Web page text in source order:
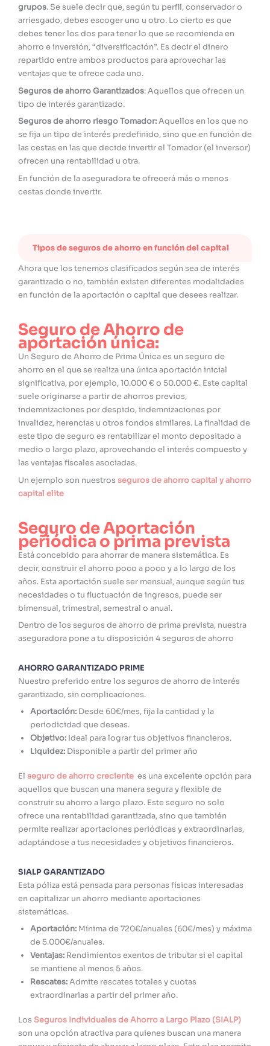
grupos. Se suele decir que, según tu perfil, conservador o
arriesgado, debes escoger uno u otro. Lo cierto es que
debes tener los dos para tener lo que se recomienda en
ahorro e inversión, “diversificación”. Es decir el dinero
repartido entre ambos productos para aprovechar las
ventajas que te ofrece cada uno.
Seguros de ahorro Garantizados: Aquellos que ofrecen un
tipo de interés garantizado.
Seguros de ahorro riesgo Tomador:Aquellos en los que no
se fija un tipo de interés predefinido, sino que en función de
las cestas en las que decide invertir el Tomador (el inversor)
ofrecen una rentabilidad u otra.
En función de la aseguradora te ofrecerá más o menos
cestas donde invertir.
Tipos de seguros de ahorro en función del capital
Ahora que los tenemos clasificados según sea de interés
garantizado o no, también existen diferentes modalidades
en función de la aportación o capital que desees realizar.
Seguro de Ahorro de
aportación única:
Un Seguro de Ahorro de Prima Única es un seguro de
ahorro en el que se realiza una única aportación inicial
significativa, por ejemplo, 10.000 € o 50.000 €. Este capital
suele originarse a partir de ahorros previos,
indemnizaciones por despido, indemnizaciones por
invalidez, herencias u otros fondos similares. La finalidad de
este tipo de seguro es rentabilizar el monto depositado a
medio o largo plazo, aprovechando el interés compuesto y
las ventajas fiscales asociadas.
Un ejemplo son nuestros seguros de ahorro capital y ahorro
capital elite
Seguro de Aportación
periódica o prima prevista
Está concebido para ahorrar de manera sistemática. Es
decir, construir el ahorro poco a poco y a lo largo de los
años. Esta aportación suele ser mensual, aunque según tus
necesidades o tu fluctuación de ingresos, puede ser
bimensual, trimestral, semestral o anual.
Dentro de los seguros de ahorro de prima prevista, nuestra
aseguradora pone a tu disposición 4 seguros de ahorro
AHORRO GARANTIZADO PRIME
Nuestro preferido entre los seguros de ahorro de interés
garantizado, sin complicaciones.
Aportación: Desde 60€/mes, fija la cantidad y la
periodicidad que deseas.
Objetivo: Ideal para lograr tus objetivos financieros.
Liquidez: Disponible a partir del primer año
El seguro de ahorro creciente es una excelente opción para
aquellos que buscan una manera segura y flexible de
construir su ahorro a largo plazo. Este seguro no solo
ofrece una rentabilidad garantizada, sino que también
permite realizar aportaciones periódicas y extraordinarias,
adaptándose a tus necesidades y objetivos financieros.
SIALP GARANTIZADO
Esta póliza está pensada para personas físicas interesadas
en capitalizar un ahorro mediante aportaciones
sistemáticas.
Aportación: Mínima de 720€/anuales (60€/mes) y máxima
de 5.000€/anuales.
Ventajas: Rendimientos exentos de tributar si el capital
se mantiene al menos 5 años.
Rescates:Admite rescates totales y cuotas
extraordinarias a partir del primer año.
Los Seguros Individuales de Ahorro a Largo Plazo (SIALP)
son una opción atractiva para quienes buscan una manera